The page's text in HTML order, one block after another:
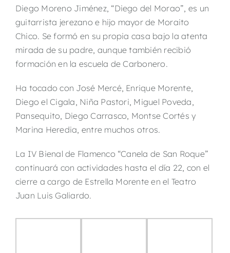
Diego Moreno Jiménez, “Diego del Morao”, es un
guitarrista jerezano e hijo mayor de Moraito
Chico. Se formó en su propia casa bajo la atenta
mirada de su padre, aunque también recibió
formación en la escuela de Carbonero.
Ha tocado con José Mercé, Enrique Morente,
Diego el Cigala, Niña Pastori, Miguel Poveda,
Pansequito, Diego Carrasco, Montse Cortés y
Marina Heredia, entre muchos otros.
La IV Bienal de Flamenco “Canela de San Roque”
continuará con actividades hasta el día 22, con el
cierre a cargo de Estrella Morente en el Teatro
Juan Luis Galiardo.